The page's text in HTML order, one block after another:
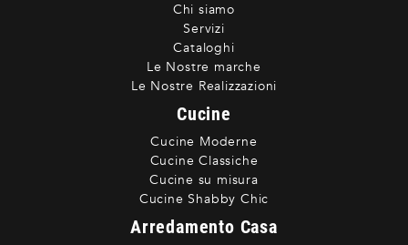
Chi siamo
Servizi
Cataloghi
Le Nostre marche
Le Nostre Realizzazioni
Cucine
Cucine Moderne
Cucine Classiche
Cucine su misura
Cucine Shabby Chic
Arredamento Casa